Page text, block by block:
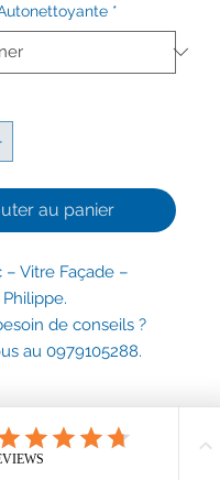
*
au panier
– Vitre Façade –
de conseils ?
au 0979105288.